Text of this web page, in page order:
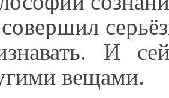
И
вещами.